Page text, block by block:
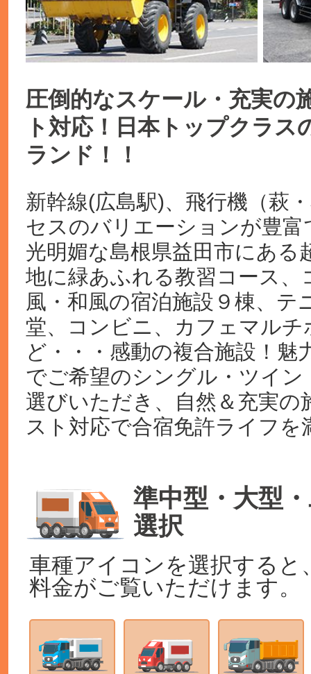
圧倒的なスケール・充実の
ト対応！日本トップクラス
ランド！！
新幹線(広島駅)、飛行機（萩
セスのバリエーションが豊富
光明媚な島根県益田市にある
地に緑あふれる教習コース、
風・和風の宿泊施設９棟、テ
堂、コンビニ、カフェマルチ
ど・・・感動の複合施設！魅
でご希望のシングル・ツイ
選びいただき、自然＆充実の
スト対応で合宿免許ライフ
準中型・大型
選択
車種アイコンを選択すると
料金がご覧いただけます。